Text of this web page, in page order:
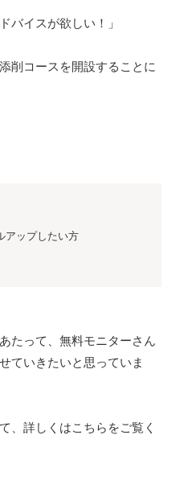
バイスが欲しい！」
削コースを開設することに
アップしたい方
たって、無料モニターさん
ていきたいと思っていま
、詳しくはこちらをご覧く